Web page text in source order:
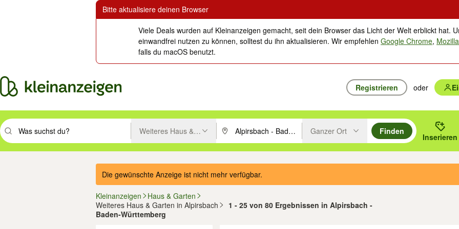
Bitte aktualisiere deinen Browser
Viele Deals wurden auf Kleinanzeigen gemacht, seit dein Browser das Licht der Welt erblickt hat.
einwandfrei nutzen zu können, solltest du ihn aktualisieren. Wir empfehlenGoogle Chrome,
falls du macOS benutzt.
Registrieren oder
Suchbegriff eingeben. Eingabetaste drücken um zu suchen, oder Vorschläge mit den Pfeiltasten nach oben/unten durchsuchen und mit
Weiteres Haus & Garten PLZ oder Ort eingeben. Eingabetaste drücken um zu suchen, oder
Ganzer Ort
Finden
Inserieren
Die gewünschte Anzeige ist nicht mehr verfügbar.
Kleinanzeigen
Haus & Garten
Weiteres Haus & Garten in Alpirsbach
1 - 25 von 80 Ergebnissen in Alpirsbach -
Baden-Württemberg